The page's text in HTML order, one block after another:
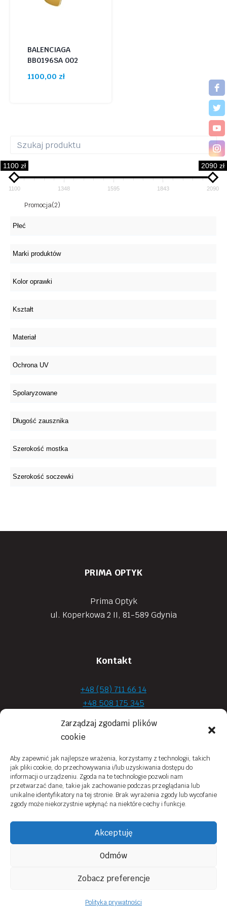
Zarządzaj zgodami plików
cookie
Aby zapewnić jak najlepsze wrażenia, korzystamy z technologii, takich
jak pliki cookie, do przechowywania i/lub uzyskiwania dostępu do
informacji o urządzeniu. Zgoda na te technologie pozwoli nam
przetwarzać dane, takie jak zachowanie podczas przeglądania lub
unikalne identyfikatory na tej stronie. Brak wyrażenia zgody lub wycofanie
zgody może niekorzystnie wpłynąć na niektóre cechy i funkcje.
Akceptuję
Odmów
Zobacz preferencje
Polityka prywatności
BALENCIAGA
BB0196SA 002
1100,00 zł
1100 zł 2090 zł
1100 1348 1595 1843 2090
Promocja(2)
PRIMA OPTYK
Prima Optyk
ul. Koperkowa 2 II, 81-589 Gdynia
Kontakt
+48 (58) 711 66 14
+48 508 175 345
+48 720 870 590
prima.optyk@gmail.com
Moje konto
Obowiązek Informacyjny
Polityka prywatności
Regulamin sklepu online
© 2026 Prima Optyk Wykonanie